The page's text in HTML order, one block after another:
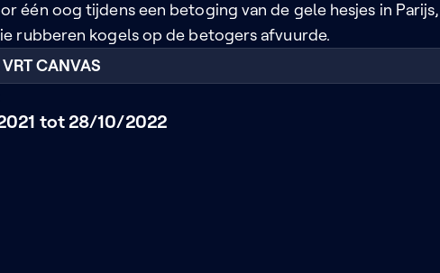
één oog tijdens een betoging van de gele hesjes in Parijs,
rubberen kogels op de betogers afvuurde.
CANVAS
tot 28/10/2022